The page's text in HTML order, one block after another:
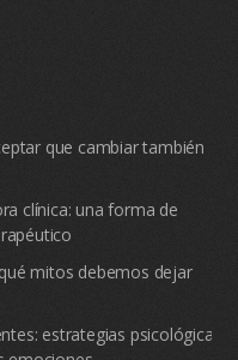
que cambiar también
clínica: una forma de
mitos debemos dejar
estrategias psicológicas